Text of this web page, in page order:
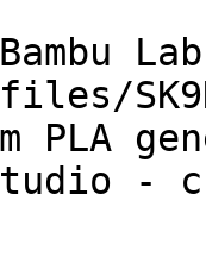
PLA
Studio